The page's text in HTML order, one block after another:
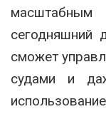
сегодняшний
сможет
судами и